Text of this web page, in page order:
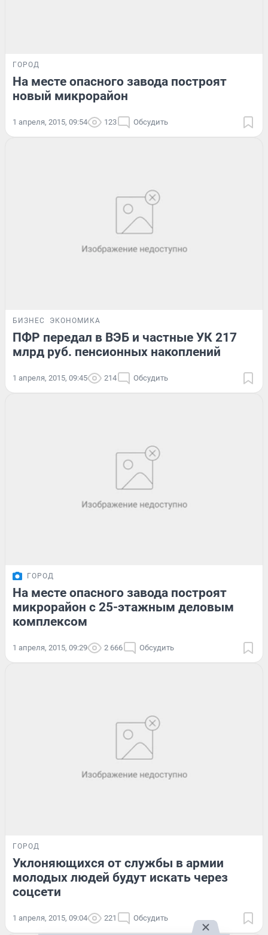
ГОРОД
На месте опасного завода построят
новый микрорайон
1 апреля, 2015, 09:54 123 Обсудить
БИЗНЕС ЭКОНОМИКА
ПФР передал в ВЭБ и частные УК 217
млрд руб. пенсионных накоплений
1 апреля, 2015, 09:45 214 Обсудить
ГОРОД
На месте опасного завода построят
микрорайон с 25-этажным деловым
комплексом
1 апреля, 2015, 09:29 2 666 Обсудить
ГОРОД
Уклоняющихся от службы в армии
молодых людей будут искать через
соцсети
1 апреля, 2015, 09:04 221 Обсудить